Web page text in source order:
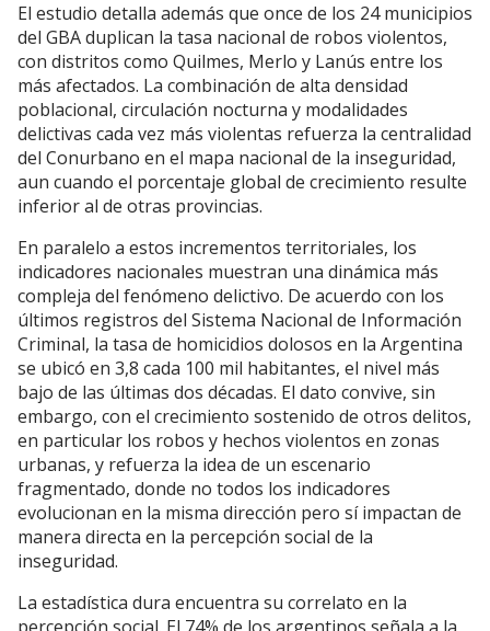
El estudio detalla además que once de los 24 municipios
del GBA duplican la tasa nacional de robos violentos,
con distritos como Quilmes, Merlo y Lanús entre los
más afectados. La combinación de alta densidad
poblacional, circulación nocturna y modalidades
delictivas cada vez más violentas refuerza la centralidad
del Conurbano en el mapa nacional de la inseguridad,
aun cuando el porcentaje global de crecimiento resulte
inferior al de otras provincias.
En paralelo a estos incrementos territoriales, los
indicadores nacionales muestran una dinámica más
compleja del fenómeno delictivo. De acuerdo con los
últimos registros del Sistema Nacional de Información
Criminal, la tasa de homicidios dolosos en la Argentina
se ubicó en 3,8 cada 100 mil habitantes, el nivel más
bajo de las últimas dos décadas. El dato convive, sin
embargo, con el crecimiento sostenido de otros delitos,
en particular los robos y hechos violentos en zonas
urbanas, y refuerza la idea de un escenario
fragmentado, donde no todos los indicadores
evolucionan en la misma dirección pero sí impactan de
manera directa en la percepción social de la
inseguridad.
La estadística dura encuentra su correlato en la